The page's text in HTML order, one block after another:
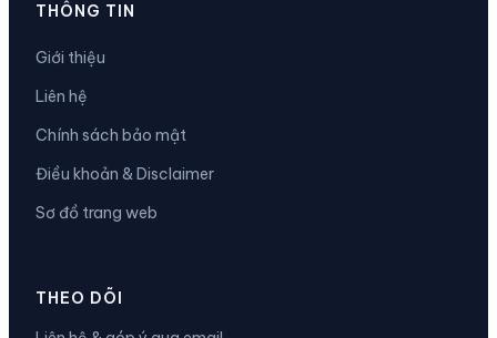
THÔNG TIN
Giới thiệu
Liên hệ
Chính sách bảo mật
Điều khoản & Disclaimer
Sơ đồ trang web
THEO DÕI